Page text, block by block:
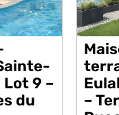
Lot 9 –
du
–